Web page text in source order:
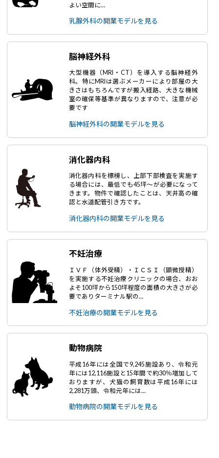
よい空間に…
乳腺外科の開業モデルを見る
脳神経外科
大型機器（MRI・CT）を導入する脳神経外
科。特にMRIは選ぶメーカーにより部屋の大
きさはもちろんですが搬入経路、大きな機械
室の確保等基準が異なりますので、注意が必
要です
脳神経外科の開業モデルを見る
消化器内科
消化器内科を標榜し、上部下部検査を実施す
る場合には、最低でも45坪～が必要になって
きます。物件で確認したことは、天井高の確
認と水道配管引き方です。
消化器内科の開業モデルを見る
不妊治療
ＩＶＦ（体外受精）・ＩＣＳＩ（顕微授精）
を実施する不妊治療クリニックの場合、おお
よそ100坪から150坪程度の面積の大きさが必
要でありターミナル駅の…
不妊治療の開業モデルを見る
動物病院
平成16年には全国で9,245施設あり、令和元
年には12,116施設と15年間で約30％増加して
おりますが、犬猫の飼育数は平成16年には
2,281万頭、令和元年には…
動物病院の開業モデルを見る